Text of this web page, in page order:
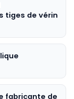
tiges de vérin
fabricante de